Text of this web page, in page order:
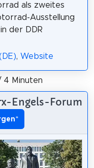
als zweites
Ausstellung
der DDR
, Website
4 Minuten
Engels-Forum
*